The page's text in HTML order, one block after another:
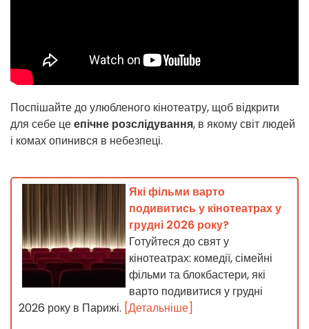
Поспішайте до улюбленого кінотеатру, щоб відкрити
для себе цеепічне розслідування, в якому світ людей
і комах опинився в небезпеці.
Які фільми варто
подивитись у кінотеатрах у
грудні 2026 року?
Готуйтеся до свят у
кінотеатрах: комедії, сімейні
фільми та блокбастери, які
варто подивитися у грудні
2026 року в Парижі. [Детальніше]